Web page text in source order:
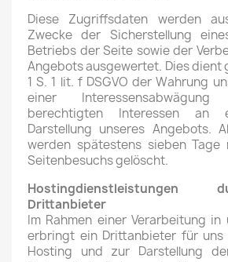
Diese Zugriffsdaten werden
Zwecke der Sicherstellung
Betriebs der Seite sowie der
Angebots ausgewertet. Dies dient
1 S. 1 lit. f DSGVO der Wahrung
einer Interessensabwägung
berechtigten Interessen an
Darstellung unseres Angebots.
werden spätestens sieben Tage
Seitenbesuchs gelöscht.
Drittanbieter
Im Rahmen einer Verarbeitung in
erbringt ein Drittanbieter für uns
Hosting und zur Darstellung